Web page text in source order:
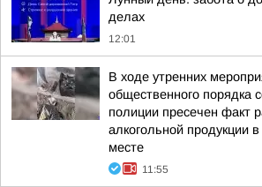
делах
12:01
В ходе утренних
общественного порядка
полиции пресечен факт
алкогольной продукции
месте
11:55